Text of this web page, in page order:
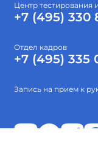
Центр тестирования
+7 (495) 330
Отдел кадров
+7 (495) 335
Запись на прием к